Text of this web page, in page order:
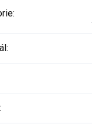
:
:
: